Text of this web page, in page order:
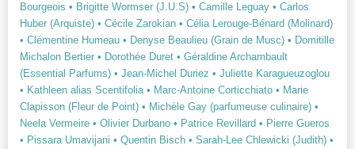
Bourgeois • Brigitte Wormser (J.U.S) • Camille Leguay • Carlos
Huber (Arquiste) • Cécile Zarokian • Célia Lerouge-Bénard (Molinard)
• Clémentine Humeau • Denyse Beaulieu (Grain de Musc) • Domitille
Michalon Bertier • Dorothée Duret • Géraldine Archambault
(Essential Parfums) • Jean-Michel Duriez • Juliette Karagueuzoglou
• Kathleen alias Scentifolia • Marc-Antoine Corticchiato • Marie
Clapisson (Fleur de Point) • Michèle Gay (parfumeuse culinaire) •
Neela Vermeire • Olivier Durbano • Patrice Revillard • Pierre Gueros
• Pissara Umavijani • Quentin Bisch • Sarah-Lee Chlewicki (Judith) •